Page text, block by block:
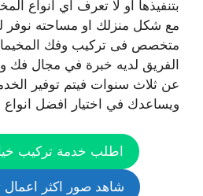
بتنفيذها او لا تعرف أي أنواع
مع شكل منزلك او مساحته
متخصص فى تركيب وفك
الفريق لديه خبرة في مجال فك
عن ثلاث سنوات فيتم توفير
ويساعدك في اختيار افضل انواع
اطلب خدمة تركيب
شاهد صور اكثر اعمال